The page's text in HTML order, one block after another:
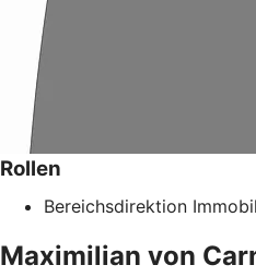
Rollen
Bereichsdirektion
Maximilian von